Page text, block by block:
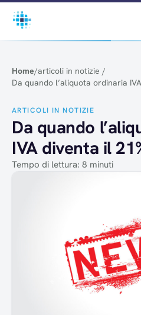
Salta al contenuto
Home/articoli in notizie /
Da quando l’aliquota ordinaria
ARTICOLI IN NOTIZIE
Da quando
IVA diventa il
Tempo di lettura: 8 minuti